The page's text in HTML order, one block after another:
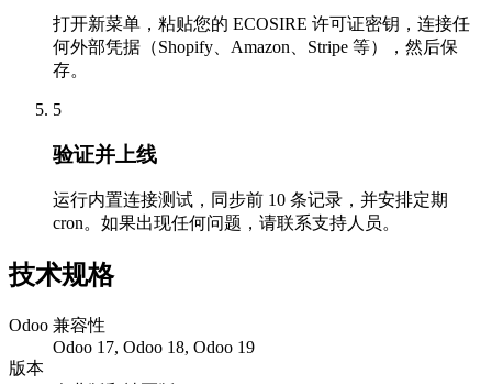
打开新菜单，粘贴您的 ECOSIRE 许可证密钥，连接任
何外部凭据（Shopify、Amazon、Stripe 等），然后保
存。
5
验证并上线
运行内置连接测试，同步前 10 条记录，并安排定期
cron。如果出现任何问题，请联系支持人员。
技术规格
Odoo 兼容性
Odoo 17, Odoo 18, Odoo 19
版本